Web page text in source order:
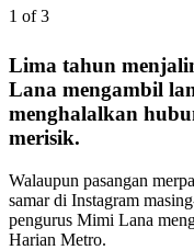
1 of 3
Lima tahun
Lana mengambil
menghalalkan
merisik.
Walaupun pasangan
samar di Instagram
pengurus Mimi Lana
Harian Metro.